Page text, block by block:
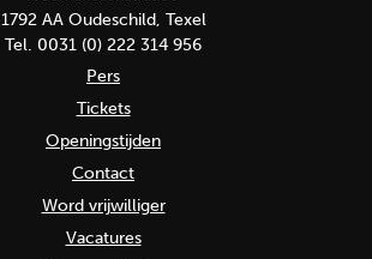
1792 AA Oudeschild, Texel
Tel. 0031 (0) 222 314 956
Pers
Tickets
Openingstijden
Contact
Word vrijwilliger
Vacatures